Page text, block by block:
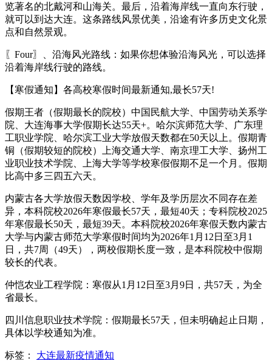
览著名的北戴河和山海关。最后，沿着海岸线一直向东行驶，
就可以到达大连。这条路线风景优美，沿途有许多历史文化景
点和自然景观。
〖Four〗、沿海风光路线：如果你想体验沿海风光，可以选择
沿着海岸线行驶的路线。
【寒假通知】各高校寒假时间最新通知,最长57天!
假期王者（假期最长的院校）中国民航大学、中国劳动关系学
院、大连海事大学假期长达55天+。哈尔滨师范大学、广东理
工职业学院、哈尔滨工业大学放假天数都在50天以上。假期青
铜（假期较短的院校）上海交通大学、南京理工大学、扬州工
业职业技术学院、上海大学等学校寒假假期不足一个月。假期
比高中多三四五六天。
内蒙古各大学放假天数因学校、学年及学历层次不同存在差
异，本科院校2026年寒假最长57天，最短40天；专科院校2025
年寒假最长50天，最短39天。本科院校2026年寒假天数内蒙古
大学与内蒙古师范大学寒假时间均为2026年1月12日至3月1
日，共7周（49天），两校假期长度一致，是本科院校中假期
较长的代表。
仲恺农业工程学院：寒假从1月12日至3月9日，共57天，为全
省最长。
四川信息职业技术学院：假期最长57天，但未明确起止日期，
具体以学校通知为准。
标签： 大连最新疫情通知